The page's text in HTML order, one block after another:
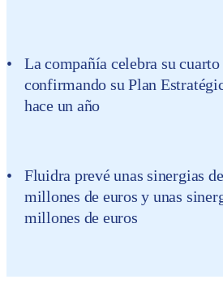
La compañía celebra su
confirmando su Plan
hace un año
Fluidra prevé unas sinergias
millones de euros y unas
millones de euros